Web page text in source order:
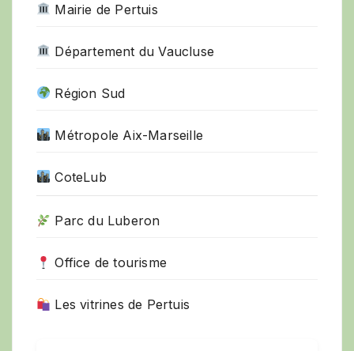
Mairie de Pertuis
Département du Vaucluse
Région Sud
Métropole Aix-Marseille
CoteLub
Parc du Luberon
Office de tourisme
Les vitrines de Pertuis